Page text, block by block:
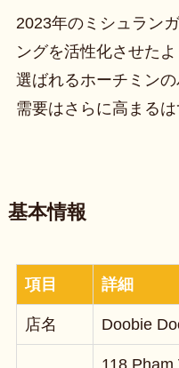
2023年のミシュラン
ングを活性化させた
選ばれるホーチミン
需要はさらに高まるは
基本情報
項目 詳細
店名 Doobie
118 Pham